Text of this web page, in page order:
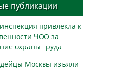
публикации
привлекла к
ЧОО за
охраны труда
Москвы изъяли